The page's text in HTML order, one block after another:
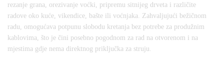
rezanje grana, orezivanje voćki, pripremu sitnijeg drveta i različite
radove oko kuće, vikendice, bašte ili voćnjaka. Zahvaljujući bežičnom
radu, omogućava potpunu slobodu kretanja bez potrebe za produžnim
kablovima, što je čini posebno pogodnom za rad na otvorenom i na
mjestima gdje nema direktnog priključka za struju.